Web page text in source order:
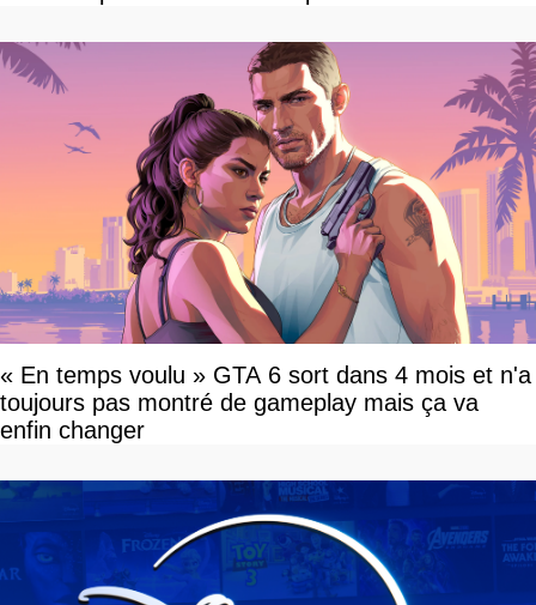
« En temps voulu » GTA 6 sort dans 4 mois et n'a
toujours pas montré de gameplay mais ça va
enfin changer